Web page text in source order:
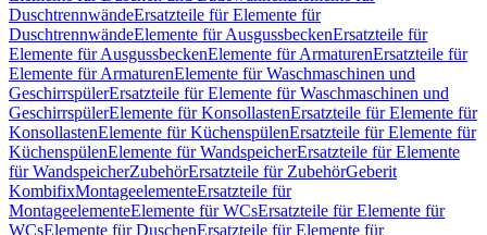
DuschtrennwändeErsatzteile für Elemente für
DuschtrennwändeElemente für AusgussbeckenErsatzteile für
Elemente für AusgussbeckenElemente für ArmaturenErsatzteile für
Elemente für ArmaturenElemente für Waschmaschinen und
GeschirrspülerErsatzteile für Elemente für Waschmaschinen und
GeschirrspülerElemente für KonsollastenErsatzteile für Elemente für
KonsollastenElemente für KüchenspülenErsatzteile für Elemente für
KüchenspülenElemente für WandspeicherErsatzteile für Elemente
für WandspeicherZubehörErsatzteile für ZubehörGeberit
KombifixMontageelementeErsatzteile für
MontageelementeElemente für WCsErsatzteile für Elemente für
WCsElemente für DuschenErsatzteile für Elemente für